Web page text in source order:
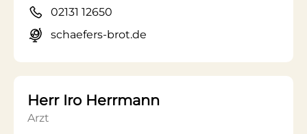
02131 12650
schaefers-brot.de
Herr Iro Herrmann
Arzt